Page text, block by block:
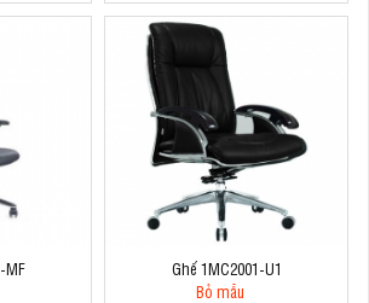
MF
Ghế 1MC2001-U1
Bỏ mẫu